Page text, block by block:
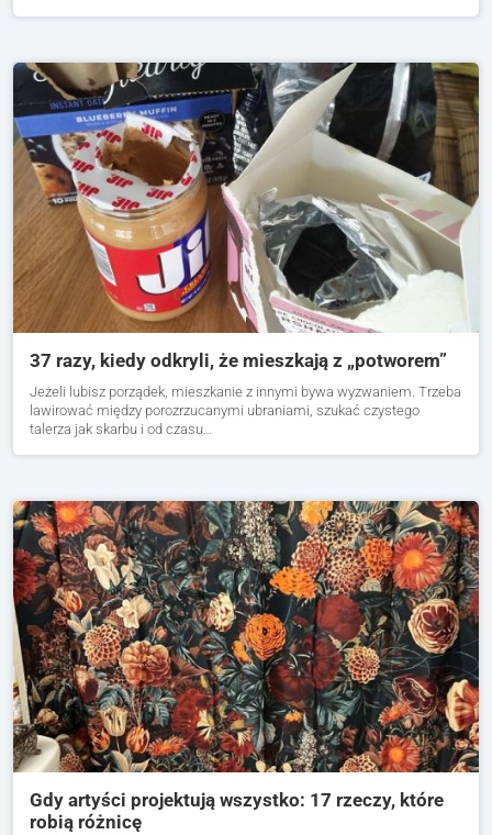
37 razy, kiedy odkryli, że mieszkają z „potworem”
Jeżeli lubisz porządek, mieszkanie z innymi bywa wyzwaniem. Trzeba
lawirować między porozrzucanymi ubraniami, szukać czystego
talerza jak skarbu i od czasu…
Gdy artyści projektują wszystko: 17 rzeczy, które
robią różnicę